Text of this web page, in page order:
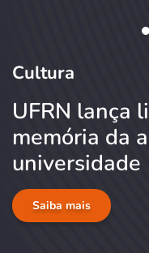
Cultura
UFRN lança
memória da
universidade
Saiba mais